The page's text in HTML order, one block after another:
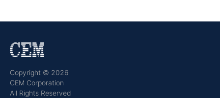
Copyright © 2026
CEM Corporation
All Rights Reserved